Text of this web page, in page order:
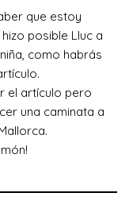
que estoy
posible Lluc a
como habrás
el artículo pero
una caminata a